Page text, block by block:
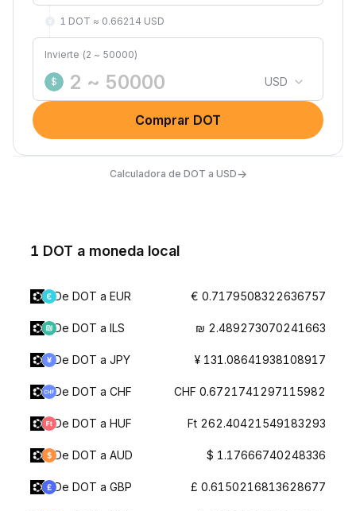
1 DOT ≈ 0.66214 USD
Invierte (2 ~ 50000)
$ USD
Comprar DOT
Calculadora de DOT a USD→
1 DOT a moneda local
De DOT a EUR € 0.7179508322636757
De DOT a ILS ₪ 2.489273070241663
De DOT a JPY ¥ 131.08641938108917
De DOT a CHF CHF 0.6721741297115982
De DOT a HUF Ft 262.40421549183293
De DOT a AUD $ 1.17666740248336
De DOT a GBP £ 0.6150216813628677